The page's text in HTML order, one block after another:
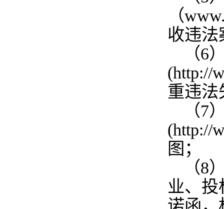
（
收违法
（6
(http://
重违法
（7
(http://
图；
（8
业、投